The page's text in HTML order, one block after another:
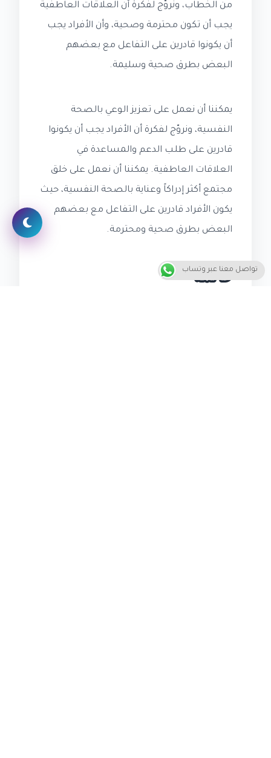
من الخطاب، ونروّج لفكرة أن العلاقات العاطفية
يجب أن تكون محترمة وصحية، وأن الأفراد يجب
أن يكونوا قادرين على التفاعل مع بعضهم
البعض بطرق صحية وسليمة.
يمكننا أن نعمل على تعزيز الوعي بالصحة
النفسية، ونروّج لفكرة أن الأفراد يجب أن يكونوا
قادرين على طلب الدعم والمساعدة في
العلاقات العاطفية. يمكننا أن نعمل على خلق
مجتمع أكثر إدراكاً وعناية بالصحة النفسية، حيث
يكون الأفراد قادرين على التفاعل مع بعضهم
البعض بطرق صحية ومحترمة.
خاتمة
تواصل معنا عبر وتساب